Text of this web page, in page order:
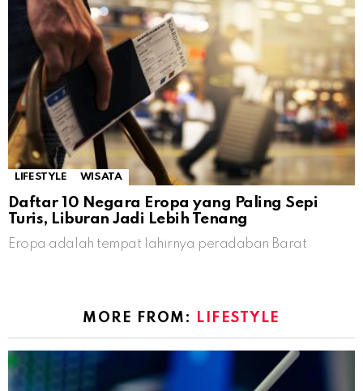
LIFESTYLE WISATA
Daftar 10 Negara Eropa yang Paling Sepi
Turis, Liburan Jadi Lebih Tenang
Eropa adalah tempat lahirnya peradaban Barat
MORE FROM: LIFESTYLE